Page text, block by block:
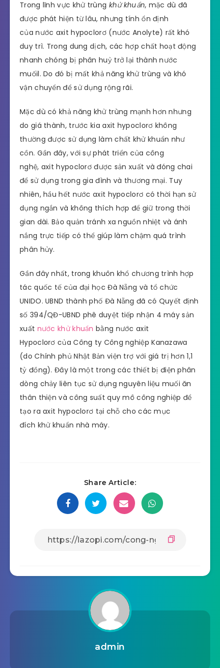
Trong lĩnh vực khử trùng khử khuẩn, mặc dù đã
được phát hiện từ lâu, nhưng tính ổn định
của nước axit hypoclorơ (nước Anolyte) rất khó
duy trì. Trong dung dịch, các hợp chất hoạt động
nhanh chóng bị phân huỷ trở lại thành nước
muốil. Do đó bị mất khả năng khử trùng và khó
vận chuyển để sử dụng rộng rãi.
Mặc dù có khả năng khử trùng mạnh hơn nhưng
do giá thành, trước kia axit hypoclorơ không
thường được sử dụng làm chất khử khuẩn như
cồn. Gần đây, với sự phát triển của công
nghệ, axit hypoclorơ được sản xuất và đóng chai
để sử dụng trong gia đình và thương mại. Tuy
nhiên, hầu hết nước axit hypoclorơ có thời hạn sử
dụng ngắn và không thích hợp để giữ trong thời
gian dài. Bảo quản tránh xa nguồn nhiệt và ánh
nắng trực tiếp có thể giúp làm chậm quá trình
phân hủy.
Gần đây nhất, trong khuôn khổ chương trình hợp
tác quốc tế của đại học Đà Nẵng và tổ chức
UNIDO. UBND thành phố Đà Nẵng đã có Quyết định
số 394/QĐ-UBND phê duyệt tiếp nhận 4 máy sản
xuất nước khử khuẩn bằng nước axit
Hypoclorơ của Công ty Công nghiệp Kanazawa
(do Chính phủ Nhật Bản viện trợ với giá trị hơn 1,1
tỷ đồng). Đây là một trong các thiết bị điện phân
dòng chảy liên tục sử dụng nguyên liệu muối ăn
thân thiện và công suất quy mô công nghiệp để
tạo ra axit hypoclorơ tại chỗ cho các mục
đích khử khuẩn nhà máy.
Share Article:
admin